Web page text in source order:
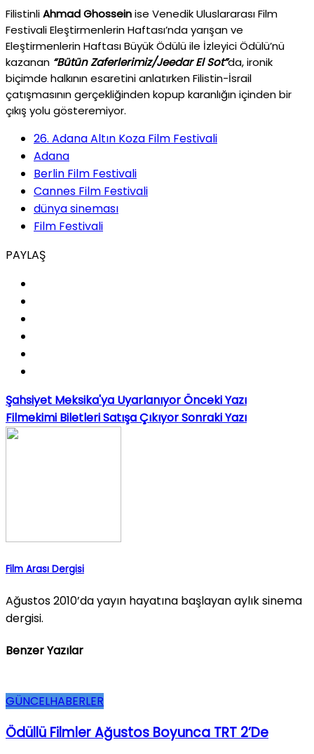
FilistinliAhmad Ghosseinise Venedik Uluslararası Film
Festivali Eleştirmenlerin Haftası’nda yarışan ve
Eleştirmenlerin Haftası Büyük Ödülü ile İzleyici Ödülü’nü
kazanan “Bütün Zaferlerimiz/Jeedar El Sot”da, ironik
biçimde halkının esaretini anlatırken Filistin-İsrail
çatışmasının gerçekliğinden kopup karanlığın içinden bir
çıkış yolu gösteremiyor.
26. Adana Altın Koza Film Festivali
Adana
Berlin Film Festivali
Cannes Film Festivali
dünya sineması
Film Festivali
PAYLAŞ
Şahsiyet Meksika'ya UyarlanıyorÖnceki Yazı
Filmekimi Biletleri Satışa ÇıkıyorSonraki Yazı
Film Arası Dergisi
Ağustos 2010’da yayın hayatına başlayan aylık sinema
dergisi.
Benzer Yazılar
GÜNCELHABERLER
Ödüllü Filmler Ağustos Boyunca TRT 2’de